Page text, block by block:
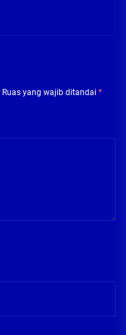
Ruas yang wajib ditandai *